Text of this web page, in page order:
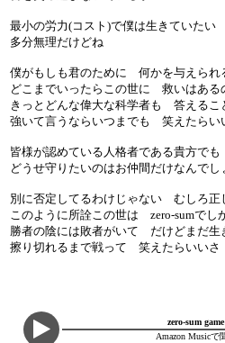
最小の労力(コスト)で僕は生きていたい
多分無理だけどね
僕がもしも君のために 何かを与えられ
どこまでいったらこの世に 救いはある
きっとどんな偉大な科学者も 答えるこ
強いて言うならいつまでも 笑えたらい
皆様が認めている人格者である貴方でも
どうせ守りたいのはお仲間だけなんでし
別に否定してるわけじゃない むしろ正
このように所詮この世は zero-sumでし
勝者の陰には敗者がいて だけどまだ生
擦り切れるまで戦って 笑えたらいいさ
zero-sum
Amazon Musicで